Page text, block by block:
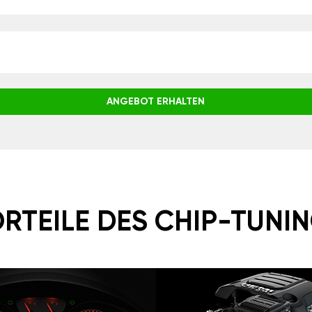
ANGEBOT ERHALTEN
DES CHIP-